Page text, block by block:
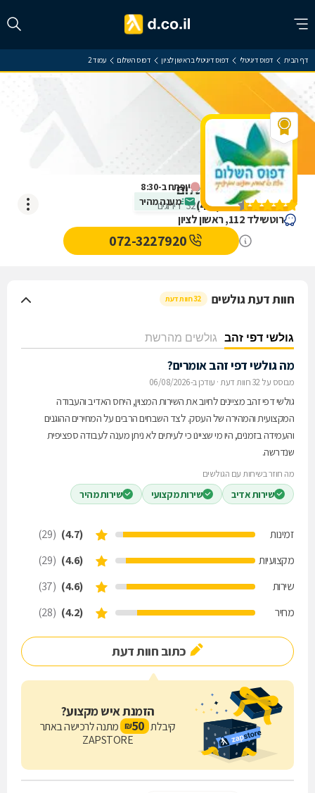
דף הבית דפוס דיגיטלי דפוס דיגיטלי בראשון לציון דפוס השלום עמוד 2
ייפתח ב-8:30
מענה מהיר
ביקורת על דפוס השלום
(
4.5
)
32דירוגים
רוטשילד 112, ראשון לציון
072-3227920
חוות דעת גולשים 32 חוות דעת
גולשי דפי זהב גולשים מהרשת
מה גולשי דפי זהב אומרים?
מבוסס על 32 חוות דעת · עודכן ב-06/08/2026
גולשי דפי זהב מציינים לחיוב את השירות המצוין, היחס האדיב והעבודה
המקצועית והמהירה של העסק. לצד השבחים הרבים על המחירים ההוגנים
והעמידה בזמנים, היו מי שציינו כי לעיתים לא ניתן מענה לעבודה ספציפית
שנדרשה.
מה חוזר בשיחות עם הגולשים
שירות אדיב שירות מקצועי שירות מהיר
זמינות (4.7)
(29)
מקצועיות
(4.6)
(29)
שירות
(4.6)
(37)
מחיר
(4.2)
(28)
כתוב חוות דעת
הזמנת איש מקצוע?
קיבלת 50
₪ מתנה לרכישה באתר
ZAPSTORE